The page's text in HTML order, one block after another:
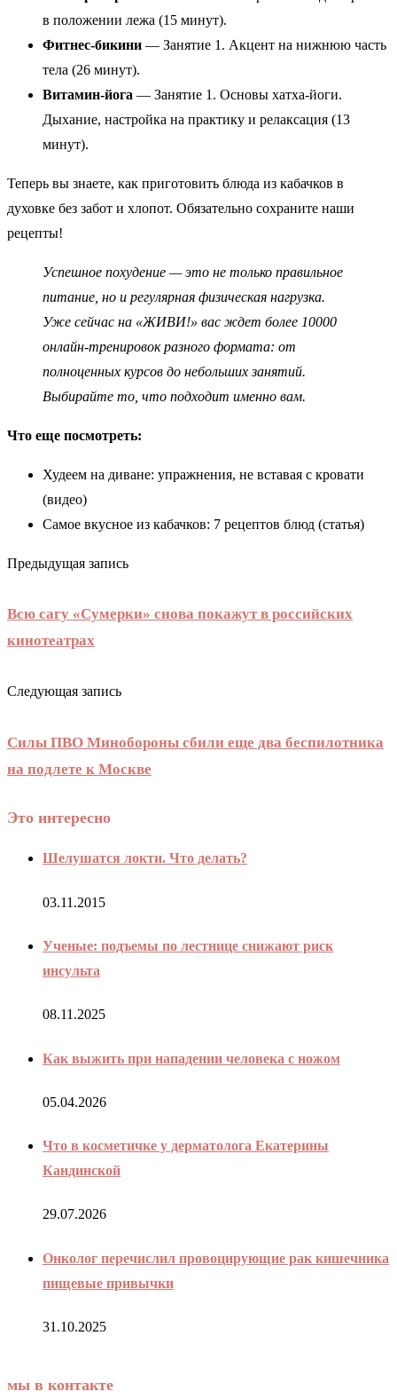
в положении лежа (15 минут).
Фитнес-бикини — Занятие 1. Акцент на нижнюю часть
тела (26 минут).
Витамин-йога — Занятие 1. Основы хатха-йоги.
Дыхание, настройка на практику и релаксация (13
минут).
Теперь вы знаете, как приготовить блюда из кабачков в
духовке без забот и хлопот. Обязательно сохраните наши
рецепты!
Успешное похудение — это не только правильное
питание, но и регулярная физическая нагрузка.
Уже сейчас на «ЖИВИ!» вас ждет более 10000
онлайн-тренировокразного формата: от
полноценных курсов до небольших занятий.
Выбирайте то, что подходит именно вам.
Что еще посмотреть:
Худеем на диване: упражнения, не вставая с кровати
(видео)
Самое вкусное из кабачков: 7 рецептов блюд (статья)
Предыдущая запись
Всю сагу «Сумерки» снова покажут в российских
кинотеатрах
Следующая запись
Силы ПВО Минобороны сбили еще два беспилотника
на подлете к Москве
Это интересно
Шелушатся локти. Что делать?
03.11.2015
Ученые: подъемы по лестнице снижают риск
инсульта
08.11.2025
Как выжить при нападении человека с ножом
05.04.2026
Что в косметичке у дерматолога Екатерины
Кандинской
29.07.2026
Онколог перечислил провоцирующие рак кишечника
пищевые привычки
31.10.2025
мы в контакте